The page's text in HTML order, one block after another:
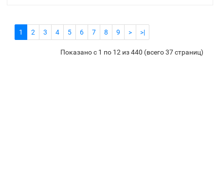
1 2 3 4 5 6 7 8 9 > >|
Показано с 1 по 12 из 440 (всего 37 страниц)